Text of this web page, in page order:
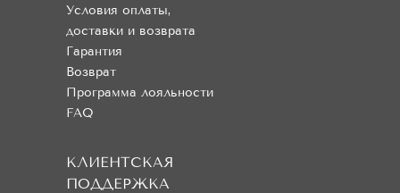
Условия оплаты,
доставки и возврата
Гарантия
Возврат
Программа лояльности
FAQ
КЛИЕНТСКАЯ
ПОДДЕРЖКА